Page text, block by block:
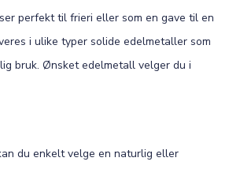
Bookman
Edwardian
perfekt til frieri eller som en gave til en
i ulike typer solide edelmetaller som
bruk. Ønsket edelmetall velger du i
du enkelt velge en naturlig eller